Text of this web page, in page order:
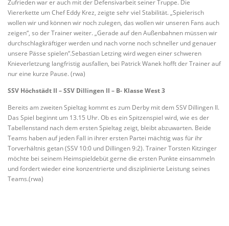
Zufrieden war er auch mit der Defensivarbeit seiner Truppe. Die
Viererkette um Chef Eddy Krez, zeigte sehr viel Stabilität. „Spielerisch
wollen wir und können wir noch zulegen, das wollen wir unseren Fans auch
zeigen“, so der Trainer weiter. „Gerade auf den Außenbahnen müssen wir
durchschlagkräftiger werden und nach vorne noch schneller und genauer
unsere Pässe spielen“.Sebastian Letzing wird wegen einer schweren
Knieverletzung langfristig ausfallen, bei Patrick Wanek hofft der Trainer auf
nur eine kurze Pause. (rwa)
SSV Höchstädt II – SSV Dillingen II – B- Klasse West 3
Bereits am zweiten Spieltag kommt es zum Derby mit dem SSV Dillingen II.
Das Spiel beginnt um 13.15 Uhr. Ob es ein Spitzenspiel wird, wie es der
Tabellenstand nach dem ersten Spieltag zeigt, bleibt abzuwarten. Beide
Teams haben auf jeden Fall in ihrer ersten Partei mächtig was für ihr
Torverhältnis getan (SSV 10:0 und Dillingen 9:2). Trainer Torsten Kitzinger
möchte bei seinem Heimspieldebüt gerne die ersten Punkte einsammeln
und fordert wieder eine konzentrierte und disziplinierte Leistung seines
Teams.(rwa)